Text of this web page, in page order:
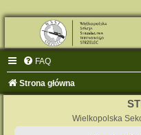
FAQ
Strona główna
Wielkopolska